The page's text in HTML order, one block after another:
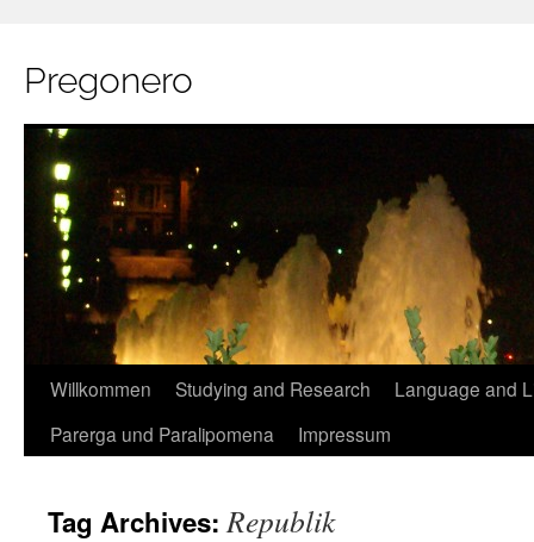
Pregonero
Skip
Willkommen Studying and Research
Language and
Parerga und Paralipomena
Impressum
Tag Archives:Republik